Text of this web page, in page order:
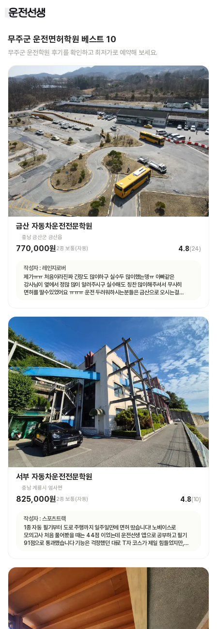
무주군 운전면허학원 베스트 10
무주군 운전학원 후기를 확인하고 최저가로 예약해 보세요.
금산 자동차운전전문학원
충남 금산군 금산읍
770,000원 2종 보통(자동) 4.8(24)
작성자 : 레인지로버
제가ㅠㅠ 처음이라진짜 긴장도 많이하구 실수두 많이했는뎅ㅠ 아빠같은
강사님이 옆에서 정많 많이 알려주시구 실수해도 칭찬 많이해주셔서 무사히
면허를 딸수있었어요 ㅠㅠㅠ 운전 두려워하시는분들은 금산으로 오시는걸
서부 자동차운전전문학원
충남 계룡시 엄사면
825,000원2종 보통(자동) 4.8(10)
작성자 : 스포츠트랙
1종 자동 필기부터 도로 주행까지 일주일만에 면허 땄습니다! 노베이스로
모의고사 처음 풀어봤을 때는 44점 이었는데 운전선생 앱으로 공부하고 필기
91점으로 통과했습니다 기능은 걱정했던 대로 T자 코스가 제일 힘들었지만,
속에 넣어두시면 어렵지 않게 합격하실 수 있을 거예요 강사님마다 알려주시는
스타일이 조금씩 다른데, 그냥 본인이 편한 대로 운전하시면 됩니다 다들 처음
운전대 잡아보는 거니까 아무것도 모르는 게 당연한 거니, 잘 모르겠는 것이나
궁금한 게 있다면 강사님께 적극적으로 질문하시는 걸 추천드려요! 운전 잘 하면
뭐하러 학원에 오겠어요~